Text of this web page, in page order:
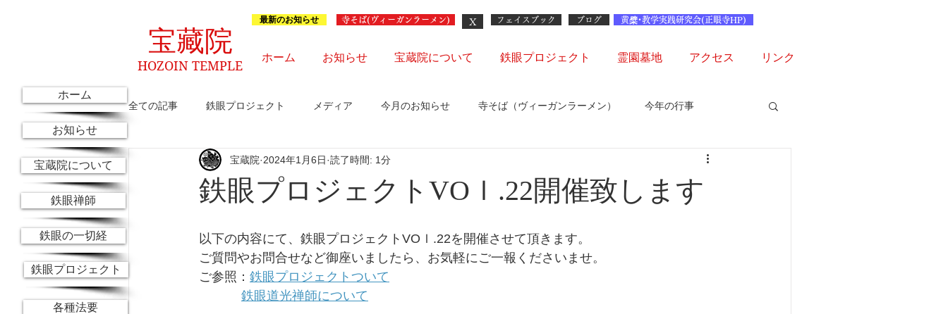
宝藏院
HOZOIN TEMPLE
最新のお知らせ
ホーム お知らせ 宝蔵院について 鉄眼プロジェクト 霊園墓地 アクセス リンク
X
寺そば(ヴィーガンラーメン) フェイスブック ブログ 黄檗･教学実践研究会(正眼寺HP)
全ての記事 鉄眼プロジェクト メディア 今月のお知らせ 寺そば（ヴィーガンラーメン） 今年の行事
これからのお知らせ 京都参禅会
鉄眼プロジェクトVOｌ.22開催致します
宝蔵院 2024年1月6日 読了時間: 1分
以下の内容にて、鉄眼プロジェクトVOｌ.22を開催させて頂きます。
ご質問やお問合せなど御座いましたら、お気軽にご一報くださいませ。
ご参照： 鉄眼プロジェクトついて
鉄眼道光禅師について
ホーム
お知らせ
宝蔵院について
鉄眼禅師
鉄眼の一切経
鉄眼プロジェクト
各種法要